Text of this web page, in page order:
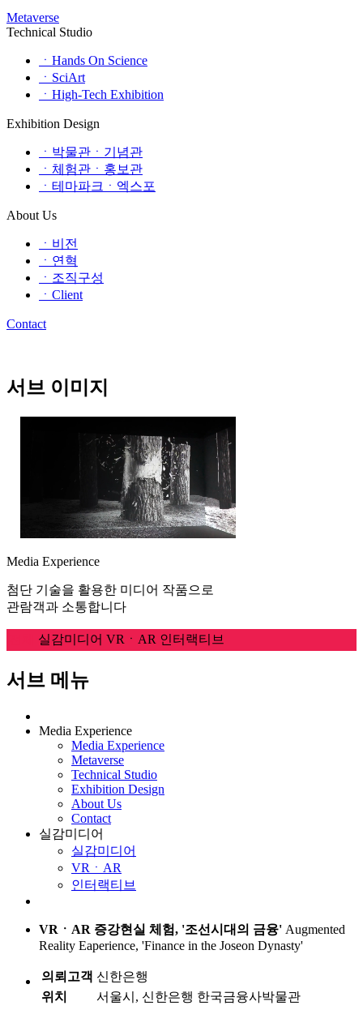
Metaverse
Technical Studio
ㆍHands On Science
ㆍSciArt
ㆍHigh-Tech Exhibition
Exhibition Design
ㆍ박물관ㆍ기념관
ㆍ체험관ㆍ홍보관
ㆍ테마파크ㆍ엑스포
About Us
ㆍ비전
ㆍ연혁
ㆍ조직구성
ㆍClient
Contact
서브 이미지
Media Experience
첨단 기술을 활용한 미디어 작품으로
관람객과 소통합니다
실감미디어 VRㆍAR 인터랙티브
서브 메뉴
Media Experience
Media Experience
Metaverse
Technical Studio
Exhibition Design
About Us
Contact
실감미디어
실감미디어
VRㆍAR
인터랙티브
VRㆍAR 증강현실 체험, '조선시대의 금융' Augmented
Reality Eaperience, 'Finance in the Joseon Dynasty'
의뢰고객 신한은행
위치
서울시, 신한은행 한국금융사박물관